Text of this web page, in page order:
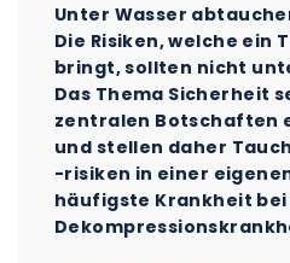
Unter Wasser
Die Risiken, welche ein
bringt, sollten nicht
Das Thema Sicherheit
zentralen Botschaften
und stellen daher
-risiken in einer
häufigste Krankheit